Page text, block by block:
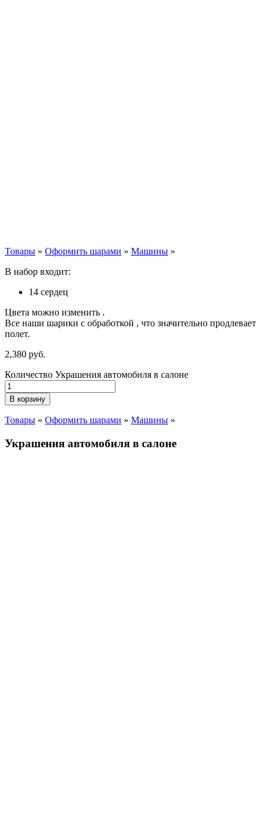
Товары » Оформить шарами » Машины »
В набор входит:
14 сердец
Цвета можно изменить .
Все наши шарики с обработкой , что значительно продлевает
полет.
2,380 руб.
Количество Украшения автомобиля в салоне
В корзину
Товары » Оформить шарами » Машины »
Украшения автомобиля в салоне